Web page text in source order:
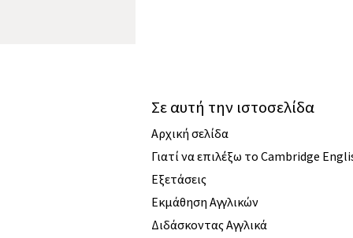
Σε αυτή την ιστοσελίδα
Αρχική σελίδα
Γιατί να επιλέξω το Cambridge
Εξετάσεις
Εκμάθηση Αγγλικών
Διδάσκοντας Αγγλικά